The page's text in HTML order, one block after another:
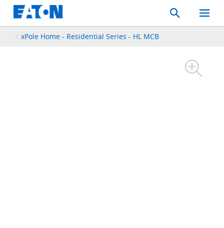
Search
Toggle
Mobile
xPole Home - Residential Series - HL MCB